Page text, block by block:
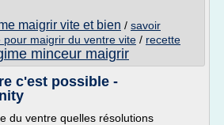
maigrir vite et bien / savoir
pour maigrir du ventre vite / recette
minceur maigrir
c'est possible -
du ventre quelles résolutions